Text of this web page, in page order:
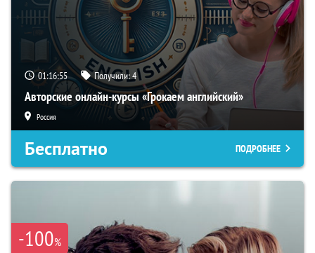
01:16:54 Получили:4
Авторские онлайн-курсы «Грокаем английский»
Россия
Бесплатно ПОДРОБНЕЕ
-100%